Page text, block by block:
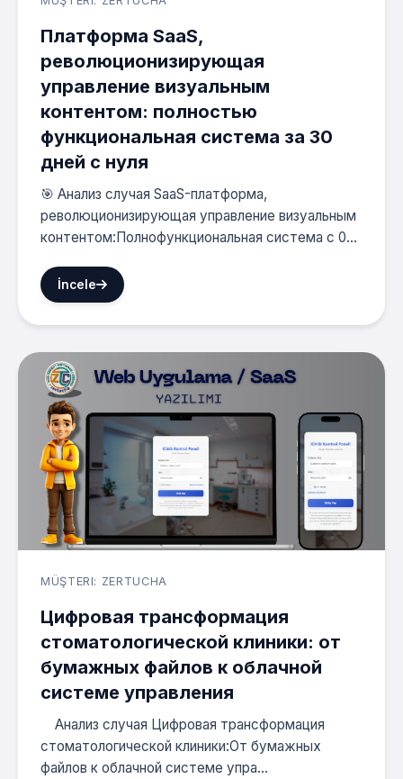
Платформа SaaS,
революционизирующая
управление визуальным
контентом: полностью
функциональная система за 30
дней с нуля
🎯 Анализ случая SaaS-платформа,
революционизирующая управление визуальным
контентом:Полнофункциональная система с 0...
İncele
MÜŞTERI: ZERTUCHA
Цифровая трансформация
стоматологической клиники: от
бумажных файлов к облачной
системе управления
Анализ случая Цифровая трансформация
стоматологической клиники:От бумажных
файлов к облачной системе упра...